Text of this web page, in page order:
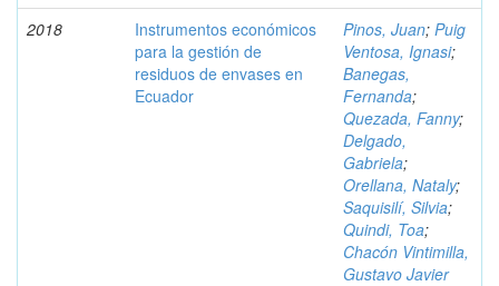
2018
Instrumentos económicos
para la gestión de
residuos de envases en
Ecuador
Pinos, Juan; Puig
Ventosa, Ignasi;
Banegas,
Fernanda;
Quezada, Fanny;
Delgado,
Gabriela;
Orellana, Nataly;
Saquisilí, Silvia;
Quindi, Toa;
Chacón Vintimilla,
Gustavo Javier